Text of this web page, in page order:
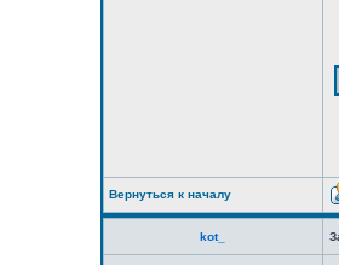
Вернуться к началу
kot_